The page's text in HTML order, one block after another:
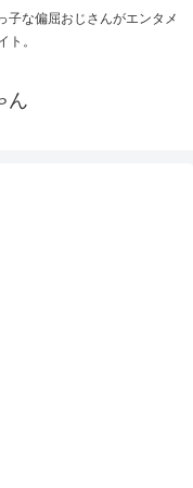
子な偏屈おじさんがエンタメ
ト。
ん